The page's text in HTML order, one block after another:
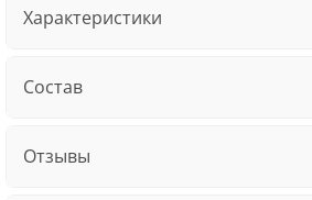
Характеристики
Состав
Отзывы